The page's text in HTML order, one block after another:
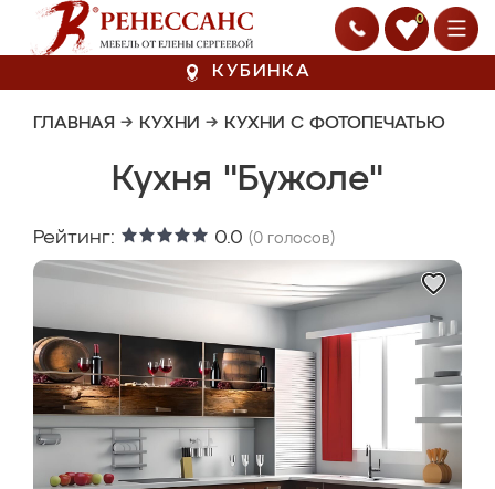
0
КУБИНКА
ГЛАВНАЯ → КУХНИ → КУХНИ С ФОТОПЕЧАТЬЮ
Кухня "Бужоле"
Рейтинг: 0.0 (0 голосов)